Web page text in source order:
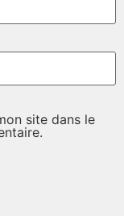
site dans le